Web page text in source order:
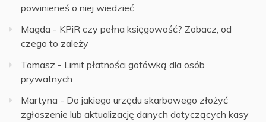
powinieneś o niej wiedzieć
Magda - KPiR czy pełna księgowość? Zobacz, od
czego to zależy
Tomasz - Limit płatności gotówką dla osób
prywatnych
Martyna - Do jakiego urzędu skarbowego złożyć
zgłoszenie lub aktualizację danych dotyczących kasy